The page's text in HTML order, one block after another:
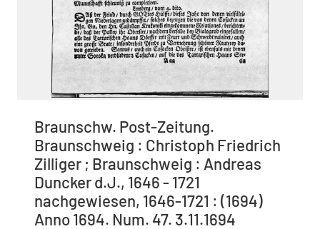
Braunschw. Post-Zeitung.
Braunschweig : Christoph Friedrich
Zilliger ; Braunschweig : Andreas
Duncker d.J., 1646 - 1721
nachgewiesen, 1646-1721 : (1694)
Anno 1694. Num. 47. 3.11.1694